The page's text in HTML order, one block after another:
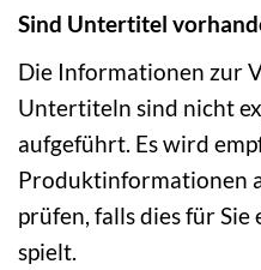
Sind Untertitel
Die Informationen zur
Untertiteln sind nicht
aufgeführt. Es wird
Produktinformationen
prüfen, falls dies für
spielt.